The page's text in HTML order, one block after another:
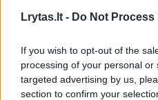
Lrytas.lt - Do Not
If you wish to opt-out of the
processing of your personal
targeted advertising by us,
section to confirm your
apgynė čempionų vardą
Visi